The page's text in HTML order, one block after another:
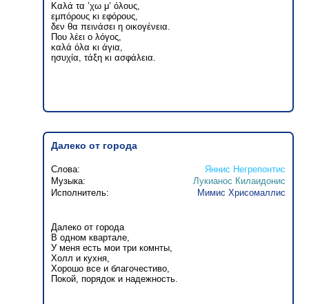
Καλά τα ’χω μ’ όλους,
εμπόρους κι εφόρους,
δεν θα πεινάσει η οικογένεια.
Που λέει ο λόγος,
καλά όλα κι άγια,
ησυχία, τάξη κι ασφάλεια.
Далеко от города
Слова:
Яннис Негрепонтис
Музыка:
Лукианос Килаидонис
Исполнитель:
Мимис Хрисомаллис
Далеко от города
В одном квартале,
У меня есть мои три комнты,
Холл и кухня,
Хорошо все и благочестиво,
Покой, порядок и надежность.